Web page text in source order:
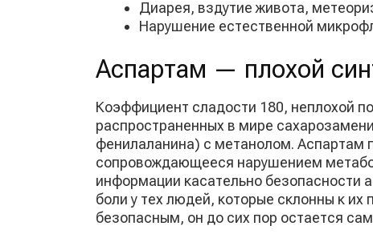
Диарея, вздутие живота,
Нарушение естественной
Аспартам — плохой
Коэффициент сладости 180, неплохой
распространенных в мире
фенилаланина) с метанолом. Аспартам
сопровождающееся нарушением
информации касательно безопасности
боли у тех людей, которые склонны к
безопасным, он до сих пор остается